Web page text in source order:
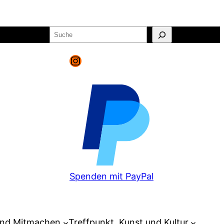
Suchen
Instagram
Spenden mit PayPal